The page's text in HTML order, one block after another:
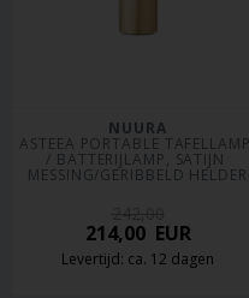
NUURA
ASTEEA PORTABLE TAFELLAMP
/ BATTERIJLAMP, SATIJN
MESSING/GERIBBELD HELDER
214,00EUR
Levertijd: ca. 12 dagen